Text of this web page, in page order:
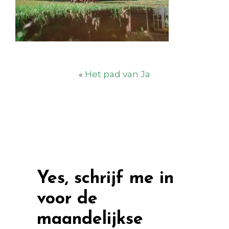
« Het pad van Ja
Yes, schrijf me in
voor de
maandelijkse